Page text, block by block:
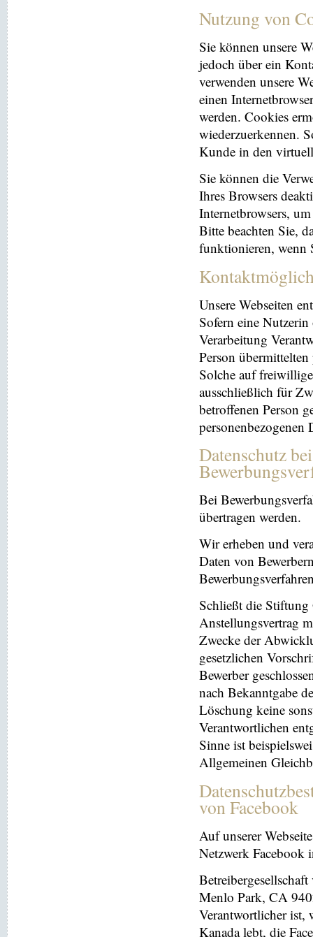
Nutzung von
Sie können unsere
jedoch über ein
verwenden unsere
einen
werden. Cookies
wiederzuerkennen.
Kunde in den
Sie können die
Ihres Browsers
Internetbrowsers,
Bitte beachten Sie,
funktionieren, wenn
Unsere Webseiten
Sofern eine
Verarbeitung
Person übermittelten
Solche auf
ausschließlich für
betroffenen Person
personenbezogenen
Datenschutz
Bei
übertragen werden.
Wir erheben und
Daten von
Schließt die Stiftung
Anstellungsvertrag
Zwecke der
gesetzlichen
Bewerber
nach Bekanntgabe
Löschung keine
Verantwortlichen
Sinne ist
Allgemeinen
von Facebook
Auf unserer
Netzwerk Facebook
Menlo Park, CA
Verantwortlicher ist,
Kanada lebt, die